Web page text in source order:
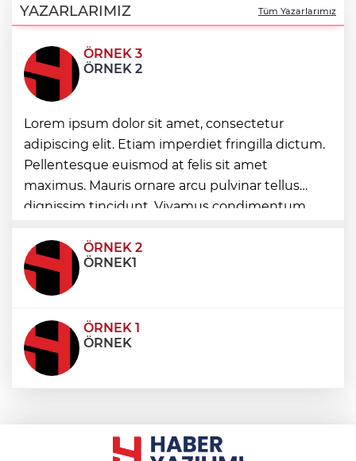
coşkusu
'Ay Grubu' suç örgütüne 12 gözaltı!
2025'te Ar-Ge'ye 254 milyar TL harcadık!
Ar-Ge'de en büyük pay üniversitelere
İzmir Karabağlar'da Gazeteci Barış Selçuk
saygıyla anıldı
YAZARLARIMIZ Tüm Yazarlarımız
ÖRNEK 3
ÖRNEK 2
Lorem ipsum dolor sit amet, consectetur
adipiscing elit. Etiam imperdiet fringilla dictum.
Pellentesque euismod at felis sit amet
maximus. Mauris ornare arcu pulvinar tellus
dignissim tincidunt. Vivamus condimentum
condimentum eros et, faucibus sapien. Praese
ÖRNEK 2
ÖRNEK1
ÖRNEK 1
ÖRNEK